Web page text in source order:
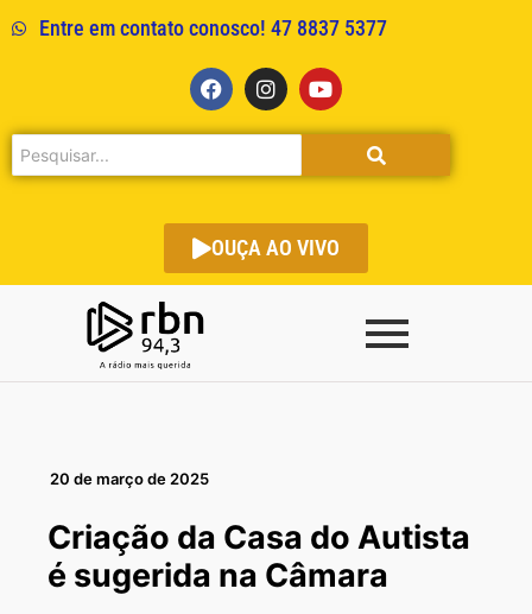
Entre em contato conosco! 47 8837 5377
OUÇA AO VIVO
20 de março de 2025
Criação da Casa do Autista
é sugerida na Câmara